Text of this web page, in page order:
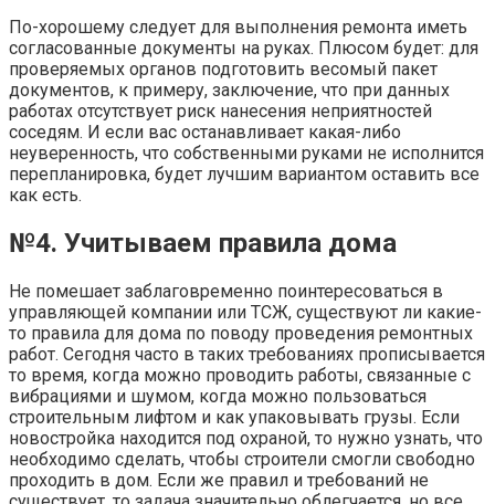
По-хорошему следует для выполнения ремонта иметь
согласованные документы на руках. Плюсом будет: для
проверяемых органов подготовить весомый пакет
документов, к примеру, заключение, что при данных
работах отсутствует риск нанесения неприятностей
соседям. И если вас останавливает какая-либо
неуверенность, что собственными руками не исполнится
перепланировка, будет лучшим вариантом оставить все
как есть.
№4. Учитываем правила дома
Не помешает заблаговременно поинтересоваться в
управляющей компании или ТСЖ, существуют ли какие-
то правила для дома по поводу проведения ремонтных
работ. Сегодня часто в таких требованиях прописывается
то время, когда можно проводить работы, связанные с
вибрациями и шумом, когда можно пользоваться
строительным лифтом и как упаковывать грузы. Если
новостройка находится под охраной, то нужно узнать, что
необходимо сделать, чтобы строители смогли свободно
проходить в дом. Если же правил и требований не